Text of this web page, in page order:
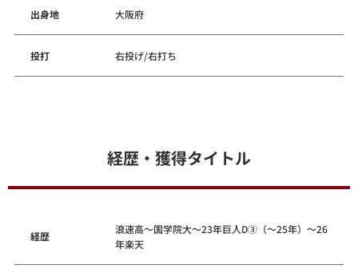
出身地 大阪府
投打 右投げ/右打ち
経歴・獲得タイトル
経歴
浪速高～国学院大～23年巨人D③（～25年）～26
年楽天